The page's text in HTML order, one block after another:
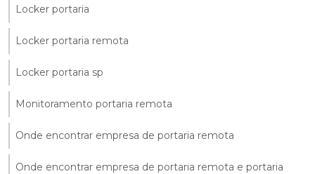
Locker portaria
Locker portaria remota
Locker portaria sp
Monitoramento portaria remota
Onde encontrar empresa de portaria remota
Onde encontrar empresa de portaria remota e portaria